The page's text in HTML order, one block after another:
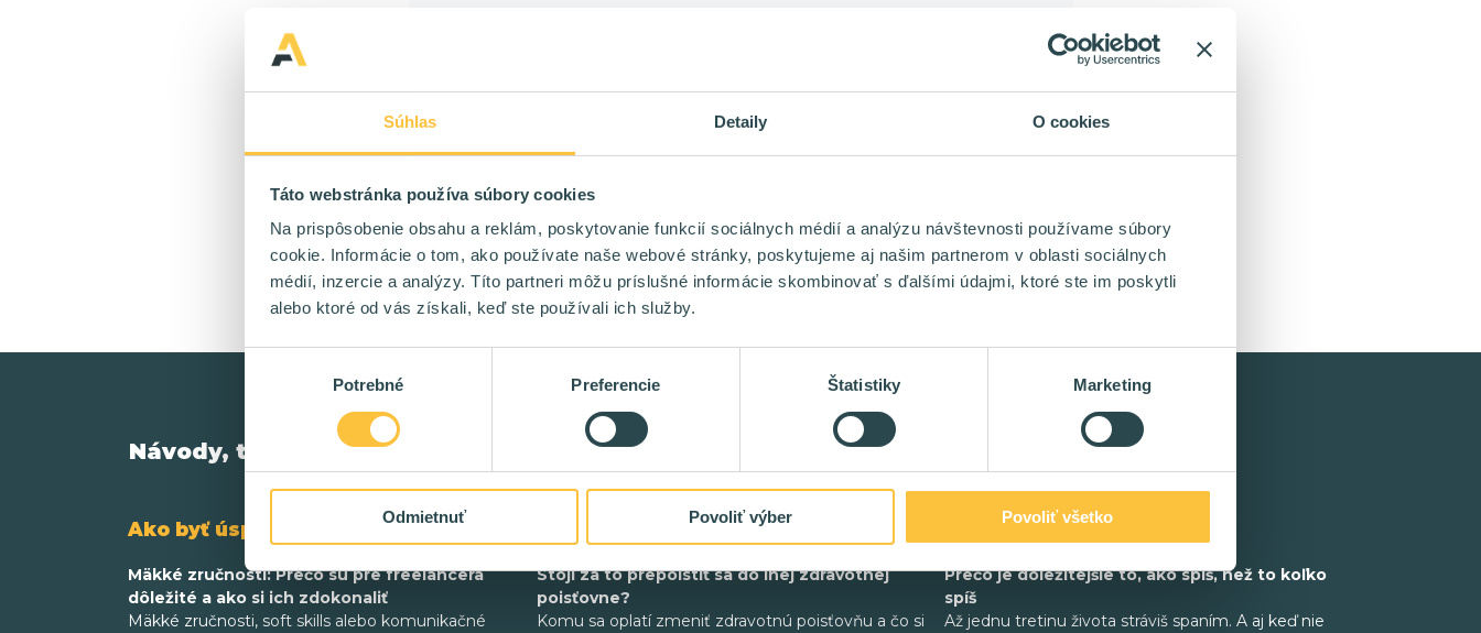
Súhlas Detaily O cookies
Táto webstránka používa súbory cookies
Na prispôsobenie obsahu a reklám, poskytovanie funkcií sociálnych médií a analýzu návštevnosti používame súbory
cookie. Informácie o tom, ako používate naše webové stránky, poskytujeme aj našim partnerom v oblasti sociálnych
médií, inzercie a analýzy. Títo partneri môžu príslušné informácie skombinovať s ďalšími údajmi, ktoré ste im poskytli
alebo ktoré od vás získali, keď ste používali ich služby.
Potrebné Preferencie Štatistiky Marketing
Odmietnuť Povoliť výber Povoliť všetko
Návody, tipy a triky
Ako byť úspešný v IT
Mäkké zručnosti: Prečo sú pre freelancera
dôležité a ako si ich zdokonaliť
Mäkké zručnosti, soft skills alebo komunikačné
Práca v IT na živnosť / s.r.o.
Stojí za to prepoistiť sa do inej zdravotnej
poisťovne?
Komu sa oplatí zmeniť zdravotnú poisťovňu a čo si
Ako byť v IT produktívnejší
Prečo je dôležitejšie to, ako spíš, než to koľko
spíš
Až jednu tretinu života stráviš spaním. A aj keď nie